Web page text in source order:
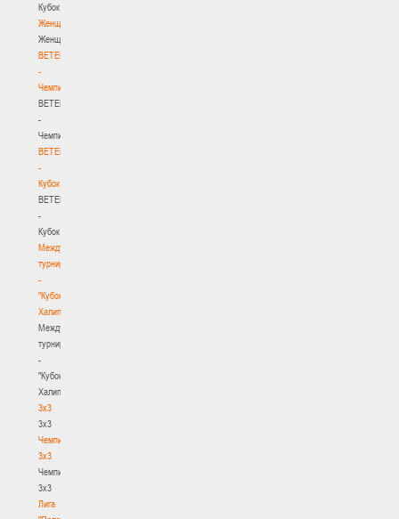
Кубок
Женщины
Женщины
BETERA
-
Чемпионат
BETERA
-
Чемпионат
BETERA
-
Кубок
BETERA
-
Кубок
Международный
турнир
-
"Кубок
Халипского"
Международный
турнир
-
"Кубок
Халипского"
3x3
3x3
Чемпионат
3х3
Чемпионат
3х3
Лига